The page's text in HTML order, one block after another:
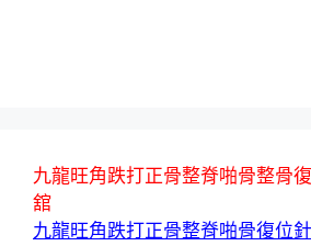
九龍旺角跌打正骨整脊啪骨整骨
舘
九龍旺角跌打正骨整脊啪骨復位